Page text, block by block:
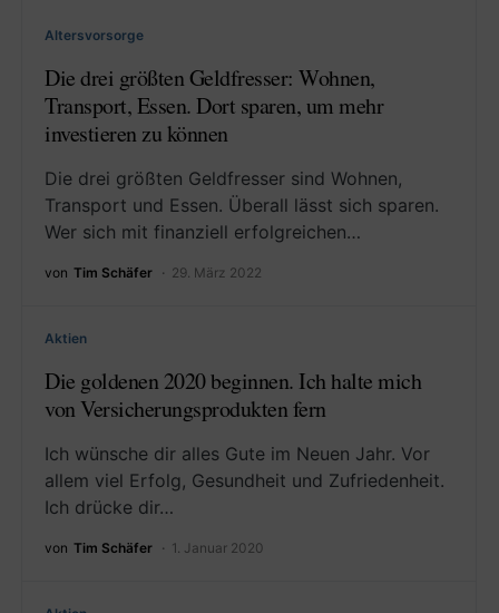
Altersvorsorge
Die drei größten Geldfresser: Wohnen,
Transport, Essen. Dort sparen, um mehr
investieren zu können
Die drei größten Geldfresser sind Wohnen,
Transport und Essen. Überall lässt sich sparen.
Wer sich mit finanziell erfolgreichen…
von Tim Schäfer 29. März 2022
Aktien
Die goldenen 2020 beginnen. Ich halte mich
von Versicherungsprodukten fern
Ich wünsche dir alles Gute im Neuen Jahr. Vor
allem viel Erfolg, Gesundheit und Zufriedenheit.
Ich drücke dir…
von Tim Schäfer 1. Januar 2020